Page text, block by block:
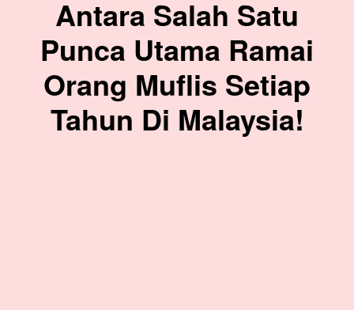
Antara Salah Satu
Punca Utama Ramai
Orang Muflis Setiap
Tahun Di Malaysia!